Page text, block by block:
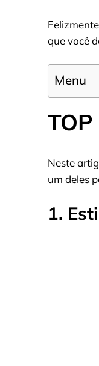
que você
Menu
Neste
um deles
1.